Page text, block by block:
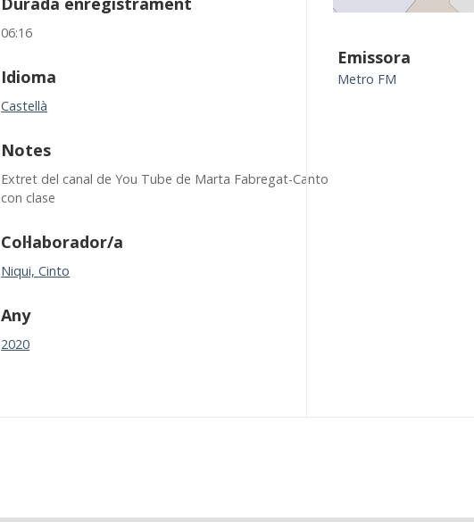
06:16
Idioma
Castellà
Notes
Extret del canal de You Tube de Marta Fabregat-Canto
con clase
Col·laborador/a
Niqui, Cinto
Any
2020
Emissora
Metro FM